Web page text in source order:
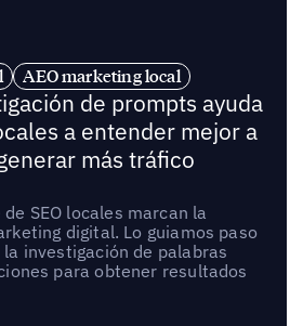
AEO marketing local
de prompts ayuda
a entender mejor a
más tráfico
SEO locales marcan la
digital. Lo guiamos paso
investigación de palabras
para obtener resultados